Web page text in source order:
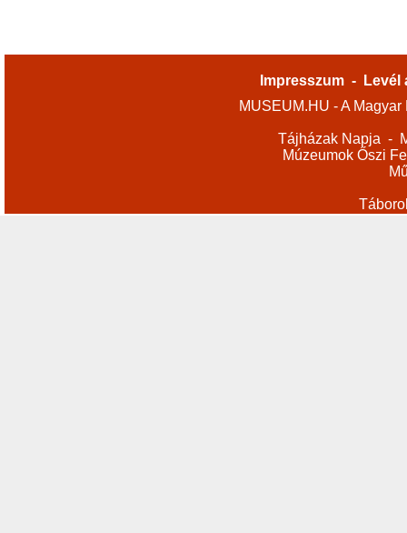
Impresszum -
Levél
MUSEUM.HU - A
Tájházak Napja -
Múzeumok Őszi